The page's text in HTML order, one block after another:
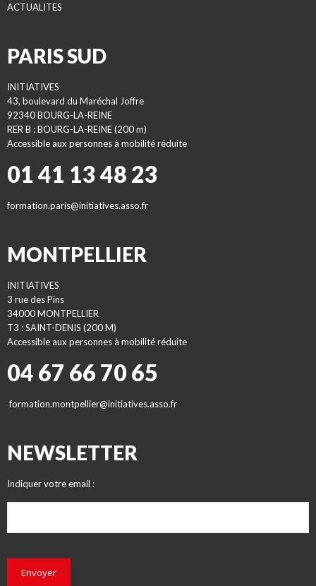
ACTUALITES
PARIS SUD
INITIATIVES
43, boulevard du Maréchal Joffre
92340 BOURG-LA-REINE
RER B : BOURG-LA-REINE (200 m)
Accessible aux personnes à mobilité réduite
01 41 13 48 23
formation.paris@initiatives.asso.fr
MONTPELLIER
INITIATIVES
3 rue des Pins
34000 MONTPELLIER
T3 : SAINT-DENIS (200 M)
Accessible aux personnes à mobilité réduite
04 67 66 70 65
formation.montpellier@initiatives.asso.fr
NEWSLETTER
Indiquer votre email :
Envoyer